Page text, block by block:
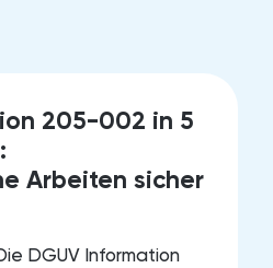
205-002 in 5
Arbeiten sicher
DGUV Information